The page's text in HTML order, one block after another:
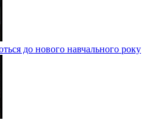
до нового навчального року